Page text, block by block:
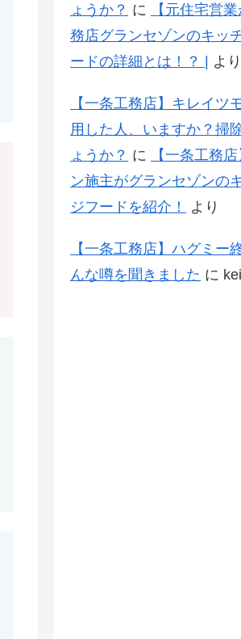
ょうか？ に
【元住宅営
務店グランセゾンのキッ
ードの詳細とは！？ |
より
【一条工務店】キレイツ
用した人、いますか？掃
ょうか？ に
【一条工務
ン施主がグランセゾンの
ジフードを紹介！
より
【一条工務店】ハグミー
んな噂を聞きました に